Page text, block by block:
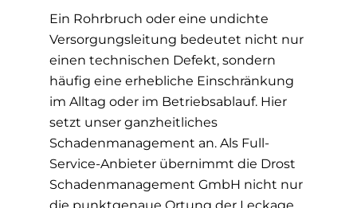
Ein Rohrbruch oder eine undichte
Versorgungsleitung bedeutet nicht nur
einen technischen Defekt, sondern
häufig eine erhebliche Einschränkung
im Alltag oder im Betriebsablauf. Hier
setzt unser ganzheitliches
Schadenmanagement an. Als Full-
Service-Anbieter übernimmt die Drost
Schadenmanagement GmbH nicht nur